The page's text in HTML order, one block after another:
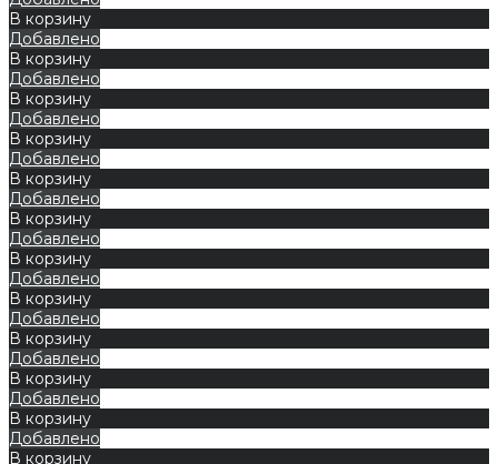
В корзину
Добавлено
В корзину
Добавлено
В корзину
Добавлено
В корзину
Добавлено
В корзину
Добавлено
В корзину
Добавлено
В корзину
Добавлено
В корзину
Добавлено
В корзину
Добавлено
В корзину
Добавлено
В корзину
Добавлено
В корзину